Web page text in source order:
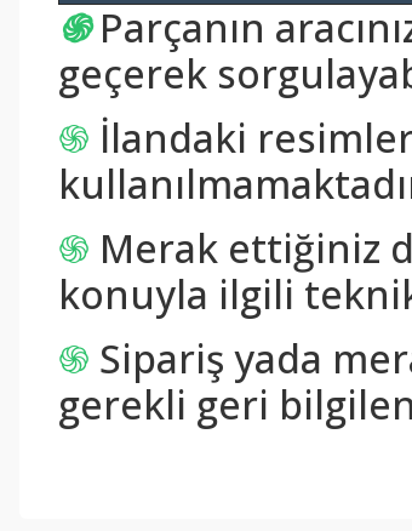
֍ Parçanın
geçerek
֍ İlandaki
֍ Merak ettiğiniz
konuyla ilgili
֍ Sipariş yada
gerekli geri